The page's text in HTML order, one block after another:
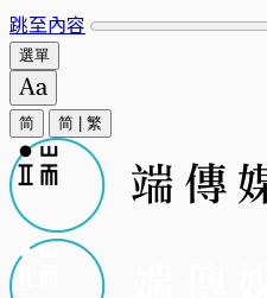
跳至內容
選單
简 简 繁